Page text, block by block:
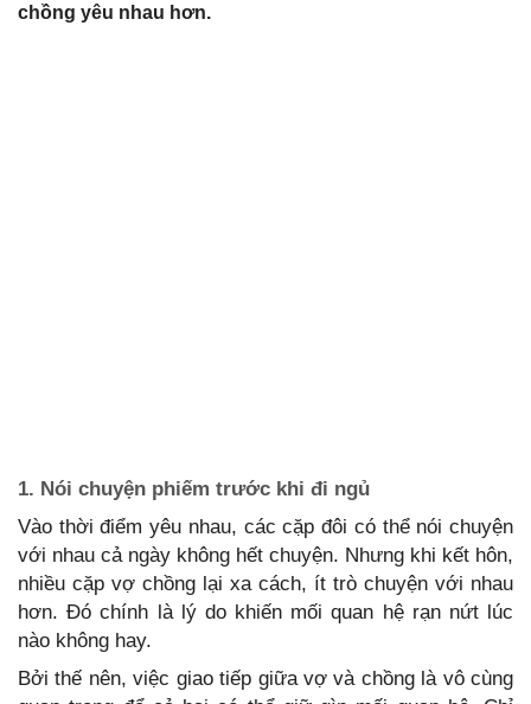
chồng yêu nhau hơn.
1. Nói chuyện phiếm trước khi đi ngủ
Vào thời điểm yêu nhau, các cặp đôi có thể nói chuyện
với nhau cả ngày không hết chuyện. Nhưng khi kết hôn,
nhiều cặp vợ chồng lại xa cách, ít trò chuyện với nhau
hơn. Đó chính là lý do khiến mối quan hệ rạn nứt lúc
nào không hay.
Bởi thế nên, việc giao tiếp giữa vợ và chồng là vô cùng